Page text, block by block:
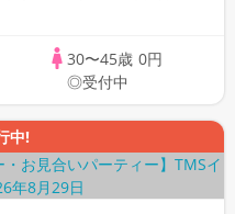
30〜45歳 0円
◎受付中
中!